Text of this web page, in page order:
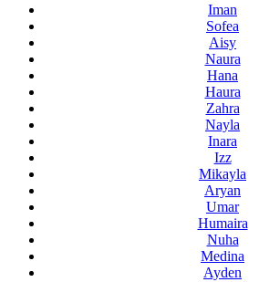
Iman
Sofea
Aisy
Naura
Hana
Haura
Zahra
Nayla
Inara
Izz
Mikayla
Aryan
Umar
Humaira
Nuha
Medina
Ayden